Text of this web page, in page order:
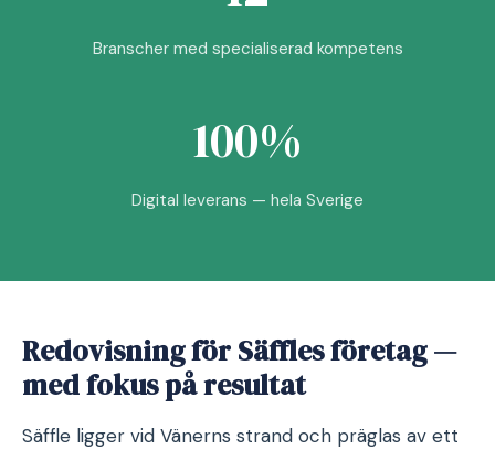
Branscher med specialiserad kompetens
100%
Digital leverans — hela Sverige
Redovisning för Säffles företag —
med fokus på resultat
Säffle ligger vid Vänerns strand och präglas av ett